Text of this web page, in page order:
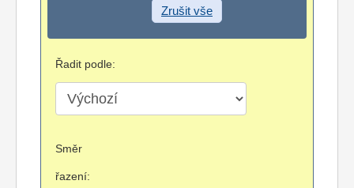
Zrušit vše
Řadit podle:
Směr
řazení: